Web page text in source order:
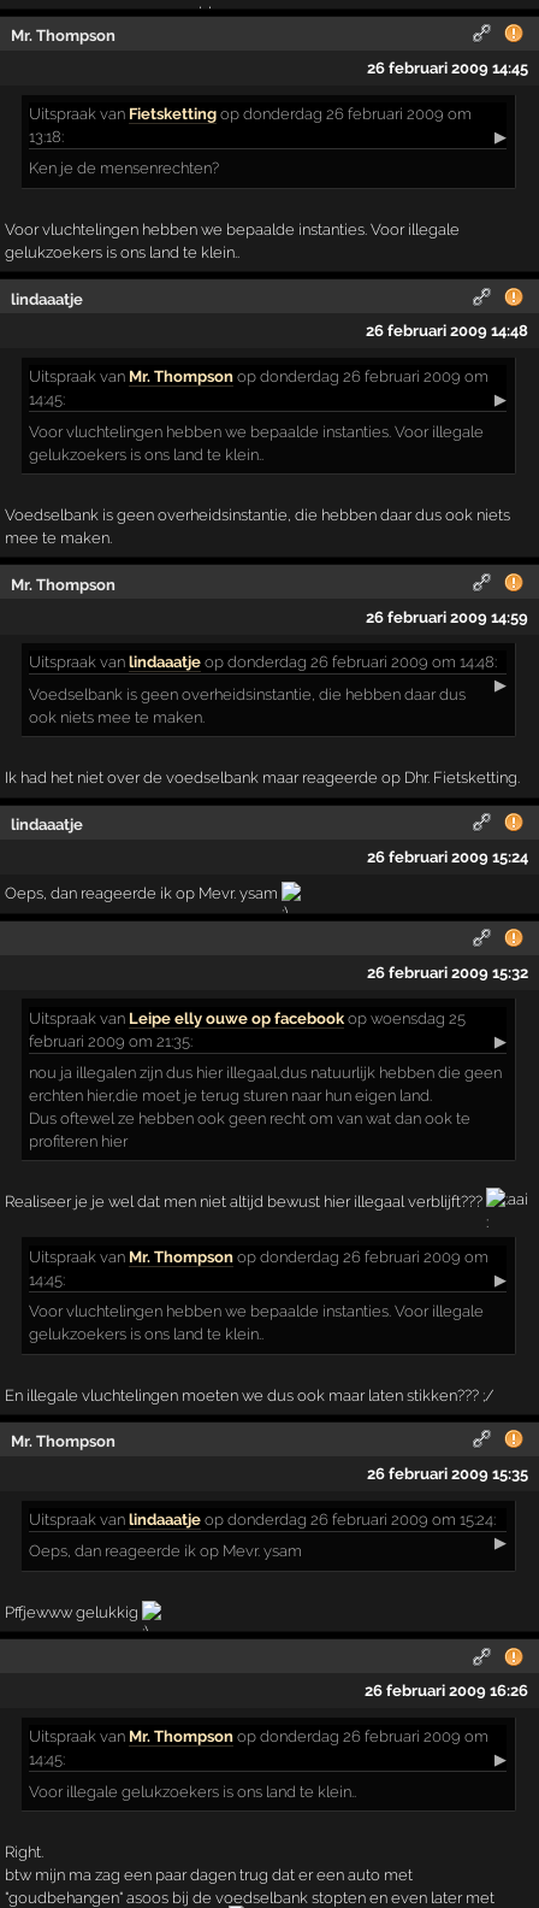
Mr. Thompson
26 februari 2009 14:45
Uitspraak van Fietsketting op donderdag 26 februari 2009 om
13:18:
▶
Ken je de mensenrechten?
Voor vluchtelingen hebben we bepaalde instanties. Voor illegale
gelukzoekers is ons land te klein..
lindaaatje
26 februari 2009 14:48
Uitspraak van Mr. Thompson op donderdag 26 februari 2009 om
14:45:
▶
Voor vluchtelingen hebben we bepaalde instanties. Voor illegale
gelukzoekers is ons land te klein..
Voedselbank is geen overheidsinstantie, die hebben daar dus ook niets
mee te maken.
Mr. Thompson
26 februari 2009 14:59
Uitspraak vanlindaaatje op donderdag 26 februari 2009 om 14:48:
▶
Voedselbank is geen overheidsinstantie, die hebben daar dus
ook niets mee te maken.
Ik had het niet over de voedselbank maar reageerde op Dhr. Fietsketting.
lindaaatje
26 februari 2009 15:24
Oeps, dan reageerde ik op Mevr. ysam
26 februari 2009 15:32
Uitspraak van Leipe elly ouwe op facebook op woensdag 25
februari 2009 om 21:35:
▶
nou ja illegalen zijn dus hier illegaal,dus natuurlijk hebben die geen
erchten hier,die moet je terug sturen naar hun eigen land.
Dus oftewel ze hebben ook geen recht om van wat dan ook te
profiteren hier
Realiseer je je wel dat men niet altijd bewust hier illegaal verblijft???
Uitspraak van Mr. Thompson op donderdag 26 februari 2009 om
14:45:
▶
Voor vluchtelingen hebben we bepaalde instanties. Voor illegale
gelukzoekers is ons land te klein..
En illegale vluchtelingen moeten we dus ook maar laten stikken??? ;/
Mr. Thompson
26 februari 2009 15:35
Uitspraak vanlindaaatje op donderdag 26 februari 2009 om 15:24:
▶
Oeps, dan reageerde ik op Mevr. ysam
Pffjewww gelukkig
26 februari 2009 16:26
Uitspraak van Mr. Thompson op donderdag 26 februari 2009 om
14:45:
▶
Voor illegale gelukzoekers is ons land te klein..
Right.
btw mijn ma zag een paar dagen trug dat er een auto met
"goudbehangen" asoos bij de voedselbank stopten en even later met